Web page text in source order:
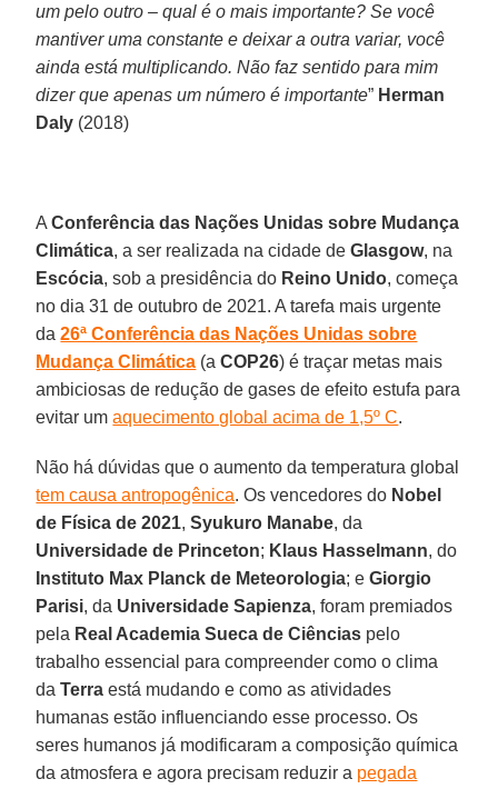
um pelo outro – qual é o mais importante? Se você
mantiver uma constante e deixar a outra variar, você
ainda está multiplicando. Não faz sentido para mim
dizer que apenas um número é importante” Herman
Daly (2018)
AConferência das Nações Unidas sobre Mudança
Climática, a ser realizada na cidade deGlasgow, na
Escócia, sob a presidência do Reino Unido, começa
no dia 31 de outubro de 2021. A tarefa mais urgente
da26ª Conferência das Nações Unidas sobre
Mudança Climática (aCOP26) é traçar metas mais
ambiciosas de redução de gases de efeito estufa para
evitar umaquecimento global acima de 1,5º C.
Não há dúvidas que o aumento da temperatura global
tem causa antropogênica. Os vencedores do Nobel
de Física de 2021,Syukuro Manabe, da
Universidade de Princeton; Klaus Hasselmann, do
Instituto Max Planck de Meteorologia; eGiorgio
Parisi, da Universidade Sapienza, foram premiados
pela Real Academia Sueca de Ciências pelo
trabalho essencial para compreender como o clima
daTerra está mudando e como as atividades
humanas estão influenciando esse processo. Os
seres humanos já modificaram a composição química
da atmosfera e agora precisam reduzir a pegada